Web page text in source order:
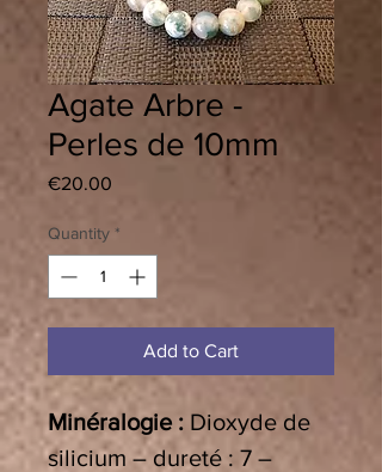
Agate Arbre -
Perles de 10mm
€20.00
Quantity *
Add to Cart
Minéralogie : Dioxyde de
silicium – dureté : 7 –